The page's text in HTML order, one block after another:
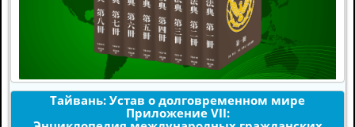
Тайвань: Устав о долговременном мире
Приложение VII: